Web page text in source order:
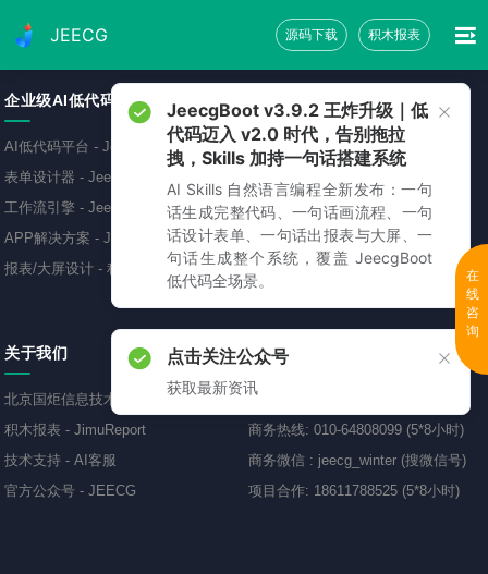
JEECG 源码下载 积木报表
企业级AI低代码平台
AI低代码平台 - JeecgBoot
表单设计器 - JeecgBoot
工作流引擎 - JeecgBoot
APP解决方案 - JeecgBoot
报表/大屏设计 - 积木报表
免费源码下载
低代码开发平台-JeecgBoot
AI应用开发平台-Jeecg-AI
报表可视化工具-JimuReport
移动开发框架 -JeecgUniapp
关于我们
北京国炬信息技术有限公司
积木报表 - JimuReport
技术支持 - AI客服
官方公众号 - JEECG
联系方式
商务QQ
商务热线: 010-64808099 (5*8小时)
商务微信 : jeecg_winter (搜微信号)
项目合作: 18611788525 (5*8小时)
在
线
咨
询
JeecgBoot v3.9.2 王炸升级｜低
代码迈入 v2.0 时代，告别拖拉
拽，Skills 加持一句话搭建系统
AI Skills 自然语言编程全新发布：一句
话生成完整代码、一句话画流程、一句
话设计表单、一句话出报表与大屏、一
句话生成整个系统，覆盖 JeecgBoot
低代码全场景。
点击关注公众号
获取最新资讯